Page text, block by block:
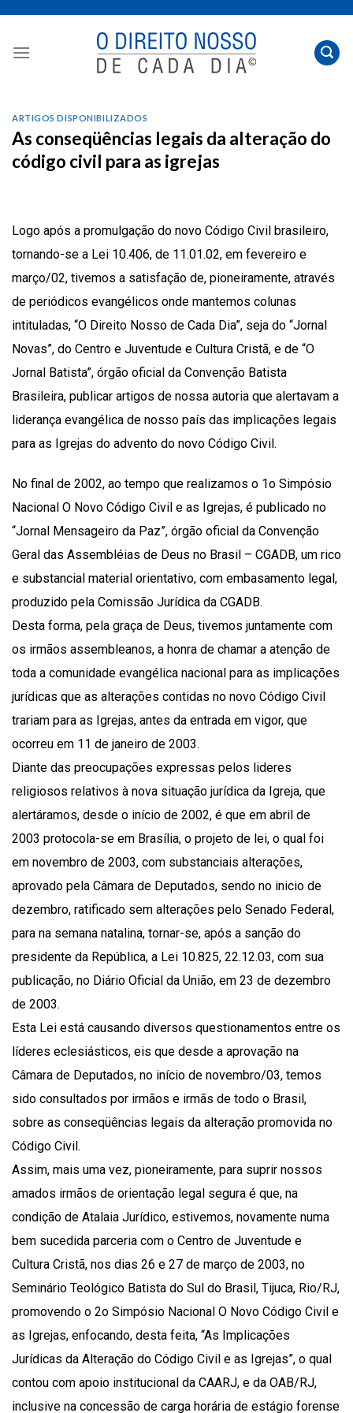
content
ARTIGOS DISPONIBILIZADOS
As conseqüências legais da alteração do
código civil para as igrejas
Logo após a promulgação do novo Código Civil brasileiro,
tornando-se a Lei 10.406, de 11.01.02, em fevereiro e
março/02, tivemos a satisfação de, pioneiramente, através
de periódicos evangélicos onde mantemos colunas
intituladas, “O Direito Nosso de Cada Dia”, seja do “Jornal
Novas”, do Centro e Juventude e Cultura Cristã, e de “O
Jornal Batista”, órgão oficial da Convenção Batista
Brasileira, publicar artigos de nossa autoria que alertavam a
liderança evangélica de nosso país das implicações legais
para as Igrejas do advento do novo Código Civil.
No final de 2002, ao tempo que realizamos o 1o Simpósio
Nacional O Novo Código Civil e as Igrejas, é publicado no
“Jornal Mensageiro da Paz”, órgão oficial da Convenção
Geral das Assembléias de Deus no Brasil – CGADB, um rico
e substancial material orientativo, com embasamento legal,
produzido pela Comissão Jurídica da CGADB.
Desta forma, pela graça de Deus, tivemos juntamente com
os irmãos assembleanos, a honra de chamar a atenção de
toda a comunidade evangélica nacional para as implicações
jurídicas que as alterações contidas no novo Código Civil
trariam para as Igrejas, antes da entrada em vigor, que
ocorreu em 11 de janeiro de 2003.
Diante das preocupações expressas pelos lideres
religiosos relativos à nova situação jurídica da Igreja, que
alertáramos, desde o início de 2002, é que em abril de
2003 protocola-se em Brasília, o projeto de lei, o qual foi
em novembro de 2003, com substanciais alterações,
aprovado pela Câmara de Deputados, sendo no inicio de
dezembro, ratificado sem alterações pelo Senado Federal,
para na semana natalina, tornar-se, após a sanção do
presidente da República, a Lei 10.825, 22.12.03, com sua
publicação, no Diário Oficial da União, em 23 de dezembro
de 2003.
Esta Lei está causando diversos questionamentos entre os
líderes eclesiásticos, eis que desde a aprovação na
Câmara de Deputados, no início de novembro/03, temos
sido consultados por irmãos e irmãs de todo o Brasil,
sobre as conseqüências legais da alteração promovida no
Código Civil.
Assim, mais uma vez, pioneiramente, para suprir nossos
amados irmãos de orientação legal segura é que, na
condição de Atalaia Jurídico, estivemos, novamente numa
bem sucedida parceria com o Centro de Juventude e
Cultura Cristã, nos dias 26 e 27 de março de 2003, no
Seminário Teológico Batista do Sul do Brasil, Tijuca, Rio/RJ,
promovendo o 2o Simpósio Nacional O Novo Código Civil e
as Igrejas, enfocando, desta feita, “As Implicações
Jurídicas da Alteração do Código Civil e as Igrejas”, o qual
contou com apoio institucional da CAARJ, e da OAB/RJ,
inclusive na concessão de carga horária de estágio forense